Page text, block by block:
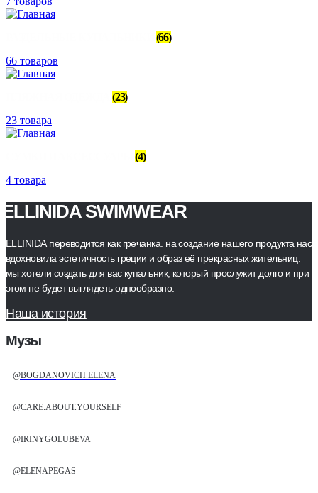
(66)
66 товаров
ПЛЯЖНАЯ ОДЕЖДА(23)
23 товара
СУМКИ И АКСЕССУАРЫ(4)
4 товара
ELLINIDA SWIMWEAR
ELLINIDА переводится как гречанка. на создание нашего продукта нас
вдохновила эстетичность греции и образ её прекрасных жительниц.
мы хотели создать для вас купальник, который прослужит долго и при
этом не будет выглядеть однообразно.
Наша история
Музы
@BOGDANOVICH.ELENA
@CARE.ABOUT.YOURSELF
@IRINYGOLUBEVA
@ELENAPEGAS